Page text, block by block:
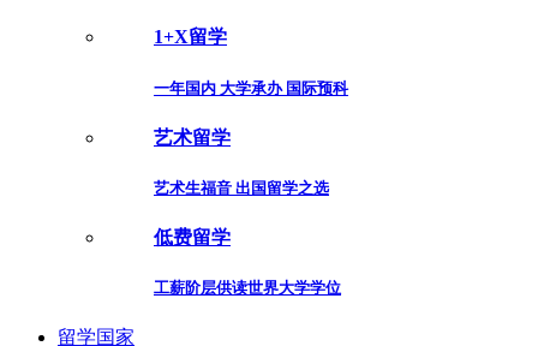
1+X留学
一年国内 大学承办 国际预科
艺术留学
艺术生福音 出国留学之选
低费留学
工薪阶层供读世界大学学位
留学国家